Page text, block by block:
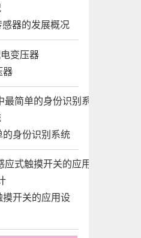
感器的发展概况
器
身份识别系统
摸开关的应用设